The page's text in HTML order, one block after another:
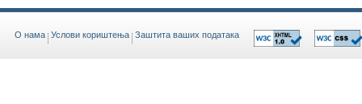
O нама Услови кориштења Заштита ваших података